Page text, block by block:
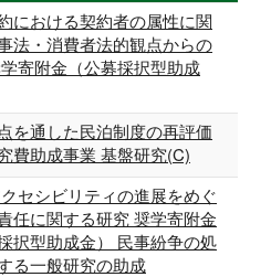
における契約者の属性に関
法・消費者法的観点からの
寄附金（公募採択型助成
を通した民泊制度の再評価
費助成事業 基盤研究(C)
セシビリティの進展をめぐ
任に関する研究 奨学寄附金
採択型助成金） 民事紛争の処
る一般研究の助成